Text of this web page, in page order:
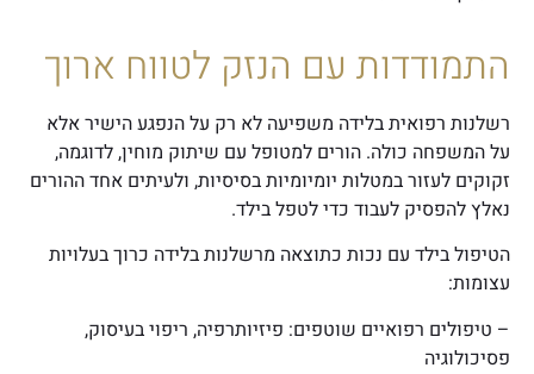
התמודדות עם הנזק לטווח ארוך
רשלנות רפואית בלידה משפיעה לא רק על הנפגע הישיר אלא
על המשפחה כולה. הורים למטופל עם שיתוק מוחין, לדוגמה,
זקוקים לעזור במטלות יומיומיות בסיסיות, ולעיתים אחד ההורים
נאלץ להפסיק לעבוד כדי לטפל בילד.
הטיפול בילד עם נכות כתוצאה מרשלנות בלידה כרוך בעלויות
עצומות:
– טיפולים רפואיים שוטפים: פיזיותרפיה, ריפוי בעיסוק,
פסיכולוגיה